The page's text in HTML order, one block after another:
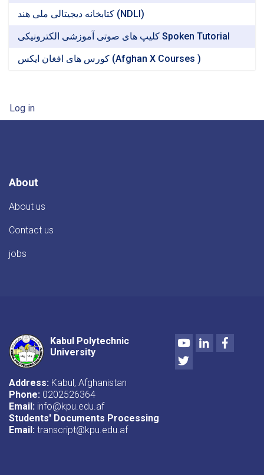
کتابخانه دیجیتالی ملی هند (NDLI)
کلیپ های صوتی آموزشی الکترونیکی Spoken Tutorial
کورس های افغان ایکس (Afghan X Courses )
User account menu
Log in
About
About us
Contact us
jobs
Kabul Polytechnic
University
YoutubeLinkedIn
Twitter
Address: Kabul, Afghanistan
Phone: 0202526364
Email: info@kpu.edu.af
Students' Documents Processing
Email: transcript@kpu.edu.af